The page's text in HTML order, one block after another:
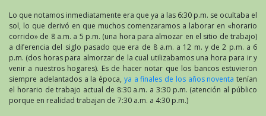
Lo que notamos inmediatamente era que ya a las 6:30 p.m. se ocultaba el
sol, lo que derivó en que muchos comenzaramos a laborar en «horario
corrido» de 8 a.m. a 5 p.m. (una hora para almozar en el sitio de trabajo)
a diferencia del siglo pasado que era de 8 a.m. a 12 m. y de 2 p.m. a 6
p.m. (dos horas para almorzar de la cual utilizabamos una hora para ir y
venir a nuestros hogares). Es de hacer notar que los bancos estuvieron
siempre adelantados a la época, ya a finales de los años noventa tenían
el horario de trabajo actual de 8:30 a.m. a 3:30 p.m. (atención al público
porque en realidad trabajan de 7:30 a.m. a 4:30 p.m.)